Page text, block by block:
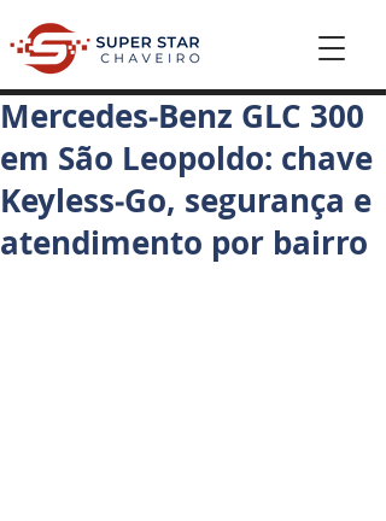
Mercedes‑Benz GLC 300
em São Leopoldo: chave
Keyless‑Go, segurança e
atendimento por bairro